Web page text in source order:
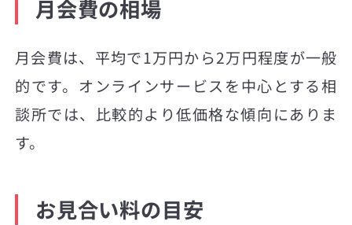
月会費の相場
月会費は、平均で1万円から2万円程度が一般
的です。オンラインサービスを中心とする相
談所では、比較的より低価格な傾向にありま
す。
お見合い料の目安